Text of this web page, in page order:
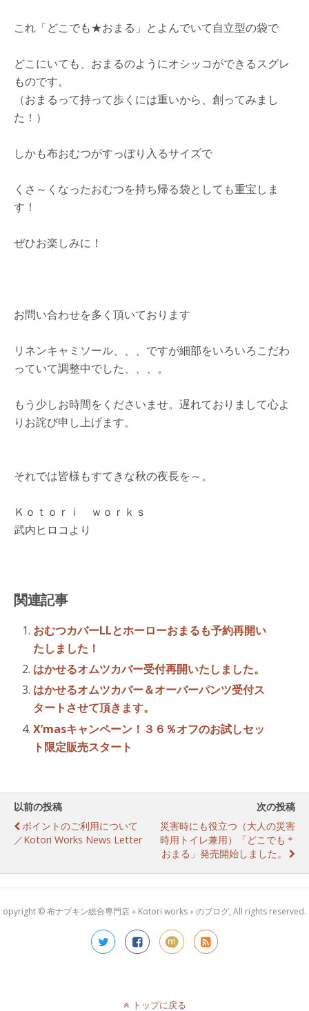
これ「どこでも★おまる」とよんでいて自立型の袋で
どこにいても、おまるのようにオシッコができるスグレ
ものです。
（おまるって持って歩くには重いから、創ってみまし
た！）
しかも布おむつがすっぽり入るサイズで
くさ～くなったおむつを持ち帰る袋としても重宝しま
す！
ぜひお楽しみに！
お問い合わせを多く頂いております
リネンキャミソール、、、ですが細部をいろいろこだわ
っていて調整中でした、、、。
もう少しお時間をくださいませ。遅れておりまして心よ
りお詫び申し上げます。
それでは皆様もすてきな秋の夜長を～。
Ｋｏｔｏｒｉ ｗｏｒｋｓ
武内ヒロコより
関連記事
おむつカバーLLとホーローおまるも予約再開い
たしました！
はかせるオムツカバー受付再開いたしました。
はかせるオムツカバー＆オーバーパンツ受付ス
タートさせて頂きます。
X’masキャンペーン！３６％オフのお試しセッ
ト限定販売スタート
以前の投稿
ポイントのご利用について
／Kotori Works News Letter
次の投稿
災害時にも役立つ（大人の災害
時用トイレ兼用）「どこでも＊
おまる」発売開始しました。
opyright © 布ナプキン総合専門店＋Kotori works＋のブログ, All rights reserved.
トップに戻る